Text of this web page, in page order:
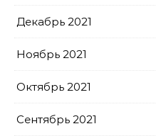
Декабрь 2021
Ноябрь 2021
Октябрь 2021
Сентябрь 2021